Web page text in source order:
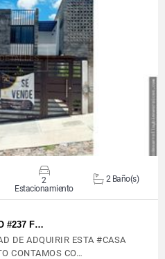
2
Estacionamiento
2 Baño(s)
#237 F…
DE ADQUIRIR ESTA #CASA
CONTAMOS CO…